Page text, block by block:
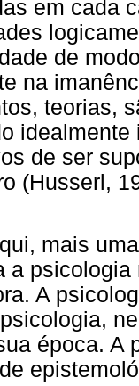
em cada
de
na
teorias,
de ser
(Husserl,
mais
a
A
época. A